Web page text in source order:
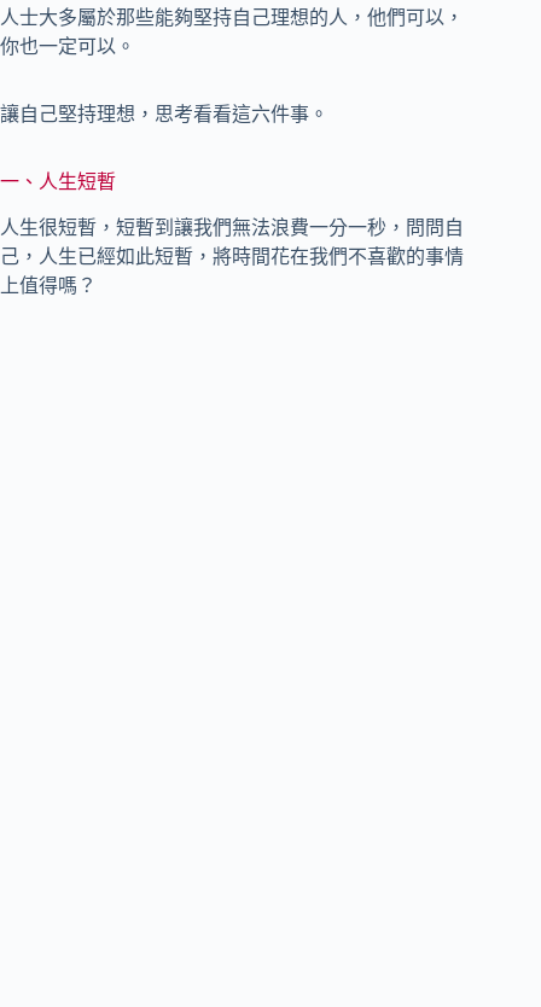
人士大多屬於那些能夠堅持自己理想的人，他們可以，
你也一定可以。
讓自己堅持理想，思考看看這六件事。
一、人生短暫
人生很短暫，短暫到讓我們無法浪費一分一秒，問問自
己，人生已經如此短暫，將時間花在我們不喜歡的事情
上值得嗎？